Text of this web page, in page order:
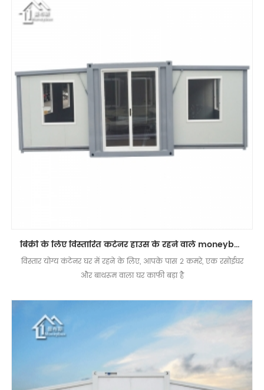
बिक्री के लिए विस्तारित कंटेनर हाउस के रहने वाले moneybox prefab स्टील फ्रेम
विस्तार योग्य कंटेनर घर में रहने के लिए, आपके पास 2 कमरे, एक रसोईघर
और बाथरूम वाला घर काफी बड़ा है